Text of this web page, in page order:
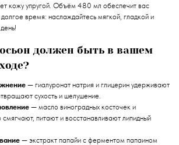
кожу упругой. Объём 480 мл обеспечит вас
время: наслаждайтесь мягкой, гладкой и
должен быть в вашем
— гиалуронат натрия и глицерин удерживают
сухость и шелушение.
— масло виноградных косточек и
питают и восстанавливают липидный
— экстракт папайи с ферментом папаином